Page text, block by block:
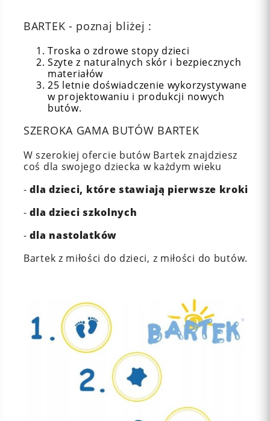
BARTEK - poznaj bliżej :
Troska o zdrowe stopy dzieci
Szyte z naturalnych skór i bezpiecznych
materiałów
25 letnie doświadczenie wykorzystywane
w projektowaniu i produkcji nowych
butów.
SZEROKA GAMA BUTÓW BARTEK
W szerokiej ofercie butów Bartek znajdziesz
coś dla swojego dziecka w każdym wieku
-dla dzieci, które stawiają pierwsze kroki
-dla dzieci szkolnych
-dla nastolatków
Bartek z miłości do dzieci, z miłości do butów.